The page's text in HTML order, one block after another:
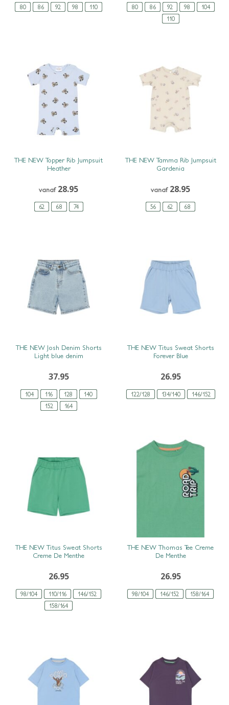
80 86 92 98 110 80 86 92 98
104
110
SNEL BEKIJKEN
62 68 74
THE NEW Topper Rib Jumpsuit
Heather
vanaf 28.95
SNEL BEKIJKEN
56 62 68
THE NEW Tamma Rib Jumpsuit
Gardenia
vanaf 28.95
SNEL BEKIJKEN
104 116 128
140
152
164
THE NEW Josh Denim Shorts
Light blue denim
37.95
SNEL BEKIJKEN
122/128 134/140 146/152
THE NEW Titus Sweat Shorts
Forever Blue
26.95
98/104 110/116
146/152
158/164
THE NEW Titus Sweat Shorts
Creme De Menthe
26.95
98/104 146/152 158/164
THE NEW Thomas Tee Creme
De Menthe
26.95